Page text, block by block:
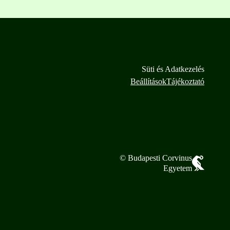
Süti és Adatkezelés
BeállításokTájékoztató
© Budapesti Corvinus
Egyetem